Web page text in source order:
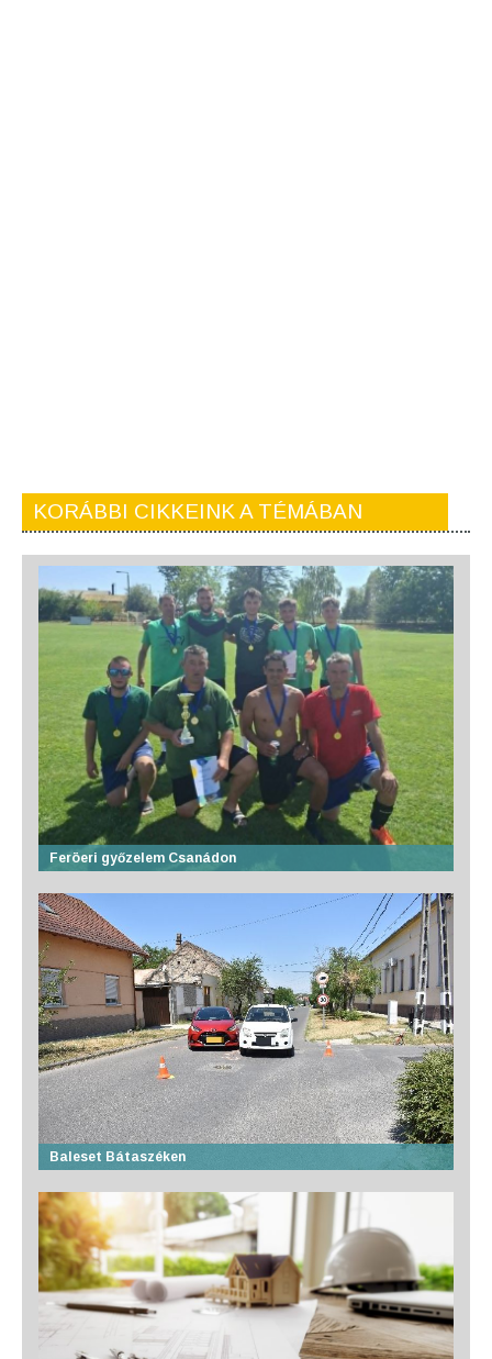
KORÁBBI CIKKEINK A TÉMÁBAN
Feröeri győzelem Csanádon
Baleset Bátaszéken